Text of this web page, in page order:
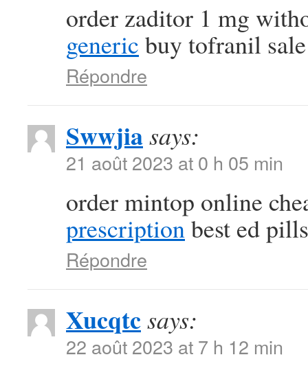
order zaditor 1 mg
generic buy tofranil sale
Répondre
Swwjiasays:
21 août 2023 at 0 h 05 min
order mintop online
prescriptionbest ed pills
Répondre
Xucqtcsays:
22 août 2023 at 7 h 12 min